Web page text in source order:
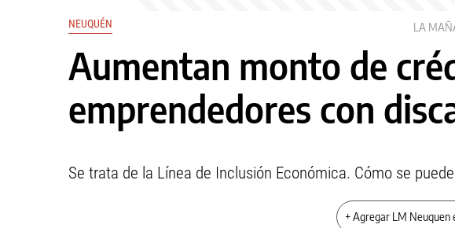
NEUQUÉN LA
Aumentan monto de
emprendedores con
Se trata de la Línea de Inclusión Económica. Cómo se
+ Agregar LM Neuquen